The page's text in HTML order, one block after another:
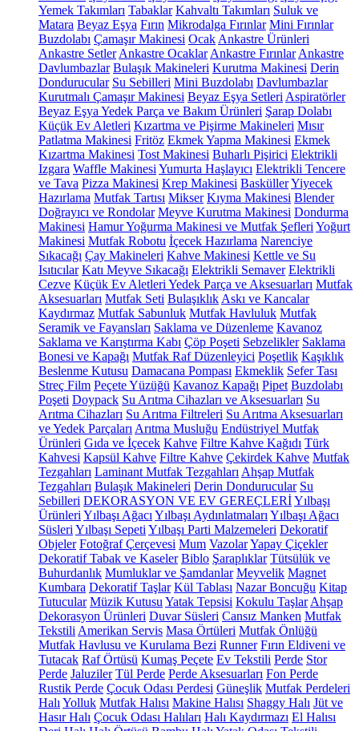
Yemek Takımları Tabaklar Kahvaltı Takımları Suluk ve
Matara Beyaz Eşya Fırın Mikrodalga Fırınlar Mini Fırınlar
Buzdolabı Çamaşır Makinesi Ocak Ankastre Ürünleri
Ankastre Setler Ankastre Ocaklar Ankastre Fırınlar Ankastre
Davlumbazlar Bulaşık Makineleri Kurutma Makinesi Derin
Dondurucular Su Sebilleri Mini Buzdolabı Davlumbazlar
Kurutmalı Çamaşır Makinesi Beyaz Eşya Setleri Aspiratörler
Beyaz Eşya Yedek Parça ve Bakım Ürünleri Şarap Dolabı
Küçük Ev Aletleri Kızartma ve Pişirme Makineleri Mısır
Patlatma Makinesi Fritöz Ekmek Yapma Makinesi Ekmek
Kızartma Makinesi Tost Makinesi Buharlı Pişirici Elektrikli
Izgara Waffle Makinesi Yumurta Haşlayıcı Elektrikli Tencere
ve Tava Pizza Makinesi Krep Makinesi BasküllerYiyecek
Hazırlama Mutfak Tartısı Mikser Kıyma Makinesi Blender
Doğrayıcı ve Rondolar Meyve Kurutma Makinesi Dondurma
Makinesi Hamur Yoğurma Makinesi ve Mutfak Şefleri Yoğurt
Makinesi Mutfak Robotu İçecek Hazırlama Narenciye
Sıkacağı Çay Makineleri Kahve Makinesi Kettle ve Su
Isıtıcılar Katı Meyve Sıkacağı Elektrikli Semaver Elektrikli
Cezve Küçük Ev Aletleri Yedek Parça ve Aksesuarları Mutfak
Aksesuarları Mutfak Seti Bulaşıklık Askı ve Kancalar
Kaydırmaz Mutfak Sabunluk Mutfak Havluluk Mutfak
Seramik ve Fayansları Saklama ve Düzenleme Kavanoz
Saklama ve Karıştırma Kabı Çöp Poşeti Sebzelikler Saklama
Bonesi ve Kapağı Mutfak Raf Düzenleyici Poşetlik Kaşıklık
Beslenme Kutusu Damacana Pompası Ekmeklik Sefer Tası
Streç Film Peçete Yüzüğü Kavanoz Kapağı Pipet Buzdolabı
Poşeti Doypack Su Arıtma Cihazları ve Aksesuarları Su
Arıtma Cihazları Su Arıtma Filtreleri Su Arıtma Aksesuarları
ve Yedek Parçaları Arıtma Musluğu Endüstriyel Mutfak
Ürünleri Gıda ve İçecek Kahve Filtre Kahve Kağıdı Türk
Kahvesi Kapsül Kahve Filtre Kahve Çekirdek Kahve Mutfak
Tezgahları Laminant Mutfak Tezgahları Ahşap Mutfak
Tezgahları Bulaşık Makineleri Derin Dondurucular Su
Sebilleri DEKORASYON VE EV GEREÇLERİYılbaşı
Ürünleri Yılbaşı Ağacı Yılbaşı Aydınlatmaları Yılbaşı Ağacı
Süsleri Yılbaşı Sepeti Yılbaşı Parti Malzemeleri Dekoratif
Objeler Fotoğraf Çerçevesi Mum VazolarYapay Çiçekler
Dekoratif Tabak ve Kaseler Biblo Şaraplıklar Tütsülük ve
Buhurdanlık Mumluklar ve Şamdanlar Meyvelik Magnet
Kumbara Dekoratif Taşlar Kül Tablası Nazar Boncuğu Kitap
Tutucular Müzik Kutusu Yatak Tepsisi Kokulu Taşlar Ahşap
Dekorasyon Ürünleri Duvar Süsleri Cansız Manken Mutfak
Tekstili Amerikan Servis Masa Örtüleri Mutfak Önlüğü
Mutfak Havlusu ve Kurulama Bezi Runner Fırın Eldiveni ve
Tutacak Raf Örtüsü Kumaş Peçete Ev Tekstili Perde Stor
Perde Jaluziler Tül Perde Perde Aksesuarları Fon Perde
Rustik Perde Çocuk Odası Perdesi Güneşlik Mutfak Perdeleri
Halı Yolluk Mutfak Halısı Makine Halısı Shaggy Halı Jüt ve
Hasır Halı Çocuk Odası Halıları Halı Kaydırmazı El Halısı